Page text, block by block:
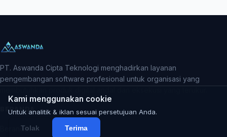
PT. Aswanda Cipta Teknologi menghadirkan layanan
pengembangan software profesional untuk organisasi yang
BERANDA
Beranda
Kami menggunakan cookie
Untuk analitik & iklan sesuai persetujuan Anda.
Tolak
Terima